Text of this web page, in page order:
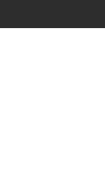
างงานอย่างเท่าเทียม”